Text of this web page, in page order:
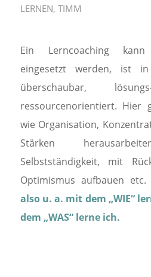
LERNEN, TIMM
Ein Lerncoaching kann
eingesetzt werden, ist
überschaubar,
ressourcenorientiert. Hier
wie Organisation,
Stärken
Selbstständigkeit, mit
Optimismus aufbauen etc.
also u. a. mit dem „WIE“
dem „WAS“ lerne ich.